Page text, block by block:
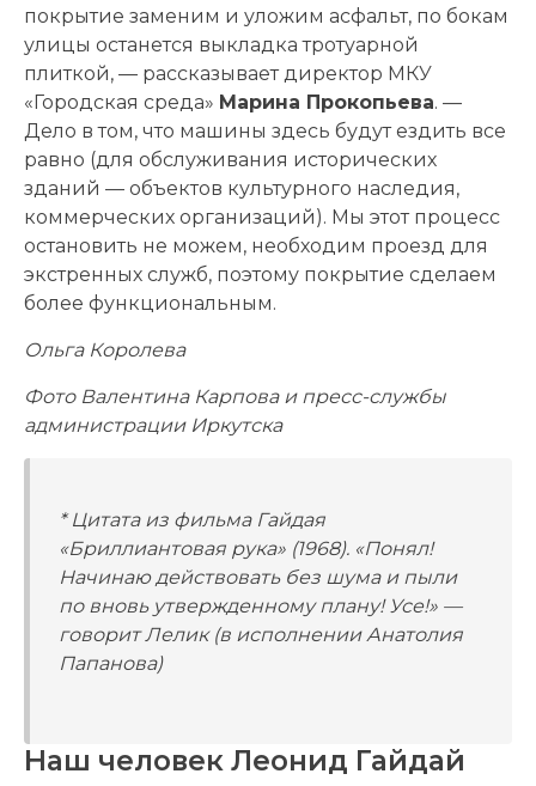
покрытие заменим и уложим асфальт, по бокам
улицы останется выкладка тротуарной
плиткой, — рассказывает директор МКУ
«Городская среда» Марина Прокопьева. —
Дело в том, что машины здесь будут ездить все
равно (для обслуживания исторических
зданий — объектов культурного наследия,
коммерческих организаций). Мы этот процесс
остановить не можем, необходим проезд для
экстренных служб, поэтому покрытие сделаем
более функциональным.
Ольга Королева
Фото Валентина Карпова и пресс-службы
администрации Иркутска
* Цитата из фильма Гайдая
«Бриллиантовая рука» (1968). «Понял!
Начинаю действовать без шума и пыли
по вновь утвержденному плану! Усе!» —
говорит Лелик (в исполнении Анатолия
Папанова)
Наш человек Леонид Гайдай